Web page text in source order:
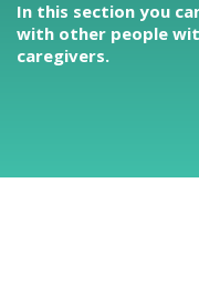
In this section you
with other people
caregivers.